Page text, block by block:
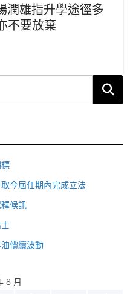
潤雄指升學途徑多
不要放棄
今屆任期內完成立法
候訊
價續波動
8 月